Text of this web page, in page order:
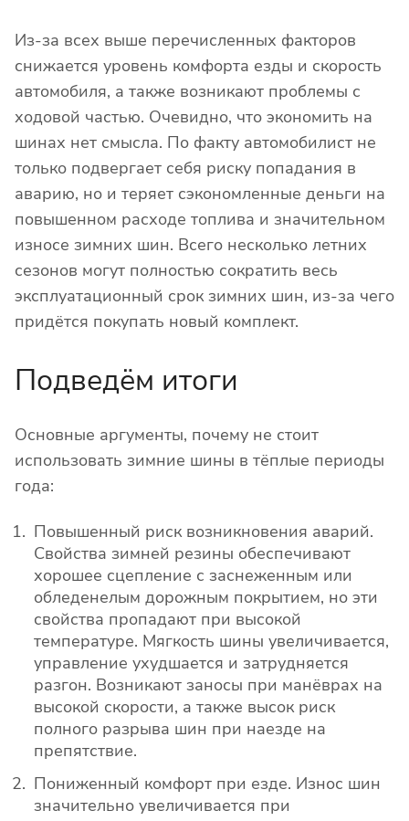
Из-за всех выше перечисленных факторов
снижается уровень комфорта езды и скорость
автомобиля, а также возникают проблемы с
ходовой частью. Очевидно, что экономить на
шинах нет смысла. По факту автомобилист не
только подвергает себя риску попадания в
аварию, но и теряет сэкономленные деньги на
повышенном расходе топлива и значительном
износе зимних шин. Всего несколько летних
сезонов могут полностью сократить весь
эксплуатационный срок зимних шин, из-за чего
придётся покупать новый комплект.
Подведём итоги
Основные аргументы, почему не стоит
использовать зимние шины в тёплые периоды
года:
Повышенный риск возникновения аварий.
Свойства зимней резины обеспечивают
хорошее сцепление с заснеженным или
обледенелым дорожным покрытием, но эти
свойства пропадают при высокой
температуре. Мягкость шины увеличивается,
управление ухудшается и затрудняется
разгон. Возникают заносы при манёврах на
высокой скорости, а также высок риск
полного разрыва шин при наезде на
препятствие.
Пониженный комфорт при езде. Износ шин
значительно увеличивается при